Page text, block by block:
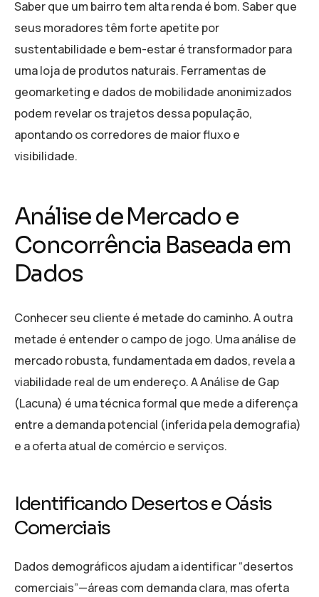
Saber que um bairro tem alta renda é bom. Saber que
seus moradores têm forte apetite por
sustentabilidade e bem-estar é transformador para
uma loja de produtos naturais. Ferramentas de
geomarketing e dados de mobilidade anonimizados
podem revelar os trajetos dessa população,
apontando os corredores de maior fluxo e
visibilidade.
Análise de Mercado e
Concorrência Baseada em
Dados
Conhecer seu cliente é metade do caminho. A outra
metade é entender o campo de jogo. Uma análise de
mercado robusta, fundamentada em dados, revela a
viabilidade real de um endereço. A Análise de Gap
(Lacuna) é uma técnica formal que mede a diferença
entre a demanda potencial (inferida pela demografia)
e a oferta atual de comércio e serviços.
Identificando Desertos e Oásis
Comerciais
Dados demográficos ajudam a identificar “desertos
comerciais”—áreas com demanda clara, mas oferta